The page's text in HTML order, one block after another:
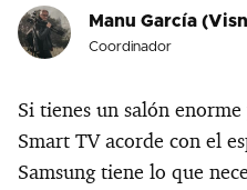
Manu García
Coordinador
Si tienes un salón
Smart TV acorde con el
Samsung tiene lo que